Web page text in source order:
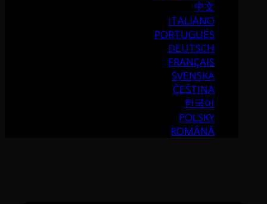
中文
ITALIANO
PORTUGUÉS
DEUTSCH
FRANÇAIS
SVENSKA
ČEŠTINA
한국어
POLSKY
ROMÂNĂ